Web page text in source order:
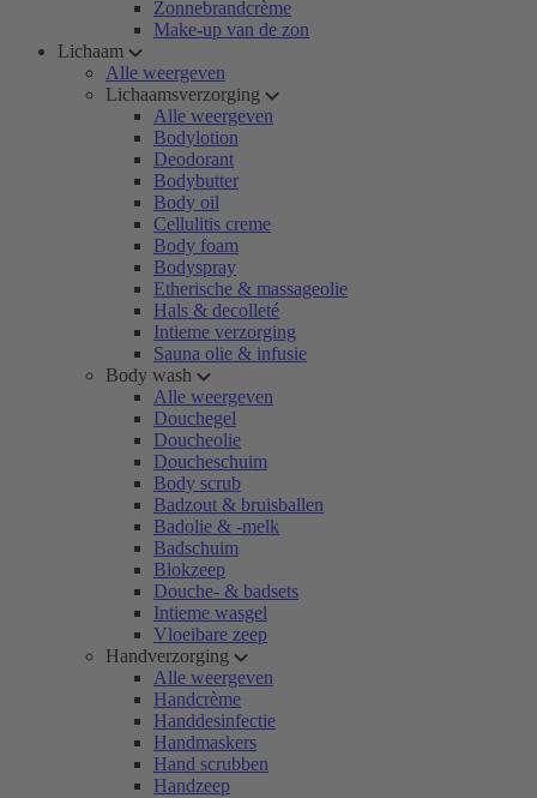
Zonnebrandcrème
Make-up van de zon
Lichaam
Alle weergeven
Lichaamsverzorging
Alle weergeven
Bodylotion
Deodorant
Bodybutter
Body oil
Cellulitis creme
Body foam
Bodyspray
Etherische & massageolie
Hals & decolleté
Intieme verzorging
Sauna olie & infusie
Body wash
Alle weergeven
Douchegel
Doucheolie
Doucheschuim
Body scrub
Badzout & bruisballen
Badolie & -melk
Badschuim
Blokzeep
Douche- & badsets
Intieme wasgel
Vloeibare zeep
Handverzorging
Alle weergeven
Handcrème
Handdesinfectie
Handmaskers
Hand scrubben
Handzeep